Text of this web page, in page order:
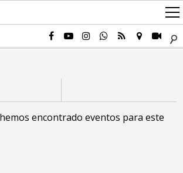
encontrado eventos para este